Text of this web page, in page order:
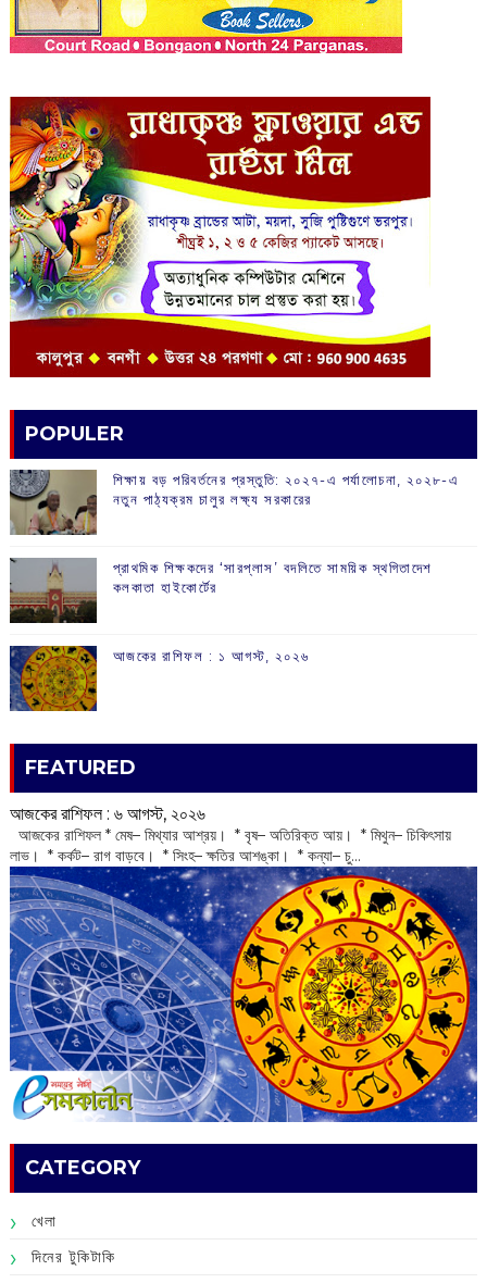
POPULER
শিক্ষায় বড় পরিবর্তনের প্রস্তুতি: ২০২৭-এ পর্যালোচনা, ২০২৮-এ
নতুন পাঠ্যক্রম চালুর লক্ষ্য সরকারের
প্রাথমিক শিক্ষকদের ‘সারপ্লাস’ বদলিতে সাময়িক স্থগিতাদেশ
কলকাতা হাইকোর্টের
আজকের রাশিফল :‌ ‌‌১ আগস্ট, ২০২৬
FEATURED
আজকের রাশিফল :‌ ‌‌৬ আগস্ট, ২০২৬
‌ আজকের রাশিফল * মেষ– মিথ্যার আশ্রয়। * বৃষ– অতিরিক্ত আয়। * মিথুন– চিকিৎসায়
লাভ। * কর্কট– রাগ বাড়বে। * সিংহ– ক্ষতির আশঙ্কা। * কন্যা– চু...
CATEGORY
খেলা
দিনের টুকিটাকি